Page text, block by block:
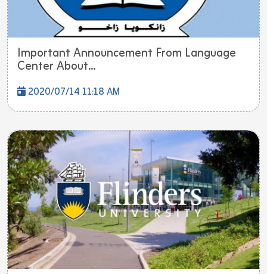
Important Announcement From Language
Center About...
2020/07/14 11:18 AM